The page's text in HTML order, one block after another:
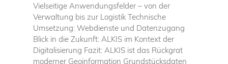
Vielseitige Anwendungsfelder – von der
Verwaltung bis zur Logistik Technische
Umsetzung: Webdienste und Datenzugang
Blick in die Zukunft: ALKIS im Kontext der
Digitalisierung Fazit: ALKIS ist das Rückgrat
moderner Geoinformation Grundstücksdaten